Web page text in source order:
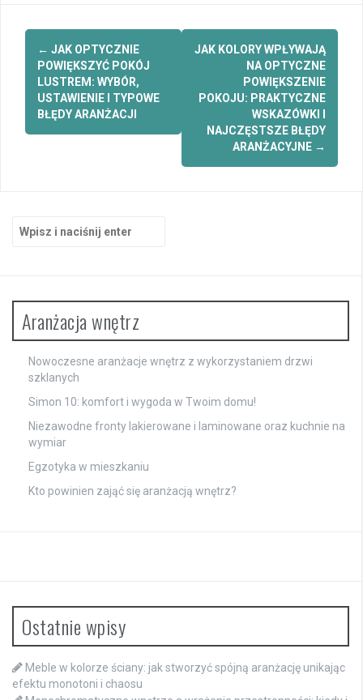
Zobacz
wpisy
← JAK OPTYCZNIE
POWIĘKSZYĆ POKÓJ
LUSTREM: WYBÓR,
USTAWIENIE I TYPOWE
BŁĘDY ARANŻACJI
JAK KOLORY WPŁYWAJĄ
NA OPTYCZNE
POWIĘKSZENIE
POKOJU: PRAKTYCZNE
WSKAZÓWKI I
NAJCZĘSTSZE BŁĘDY
ARANŻACYJNE →
Szukaj:
Aranżacja wnętrz
Nowoczesne aranżacje wnętrz z wykorzystaniem drzwi
szklanych
Simon 10: komfort i wygoda w Twoim domu!
Niezawodne fronty lakierowane i laminowane oraz kuchnie na
wymiar
Egzotyka w mieszkaniu
Kto powinien zająć się aranżacją wnętrz?
Ostatnie wpisy
Meble w kolorze ściany: jak stworzyć spójną aranżację unikając
efektu monotoni i chaosu